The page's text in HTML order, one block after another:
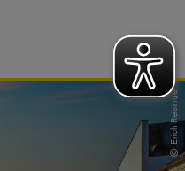
Erich Reisinger